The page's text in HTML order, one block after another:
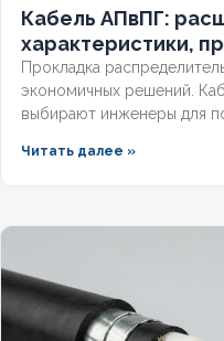
Кабель АПвПГ:
характеристики,
Прокладка
экономичных решений.
выбирают инженеры для
Читать далее »